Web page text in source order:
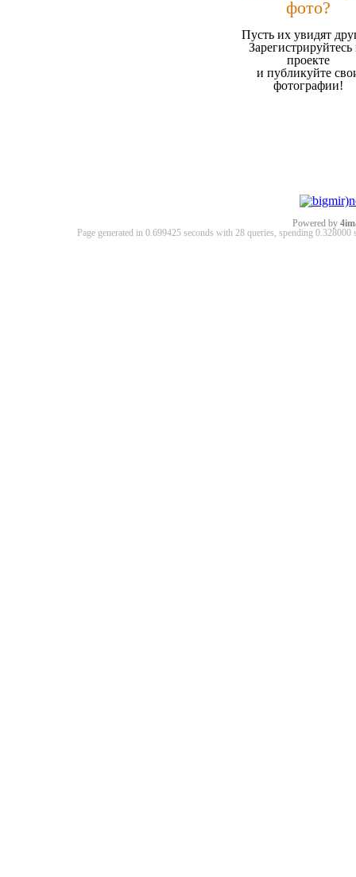
фото?
Пусть их увидят
Зарегистрируйтесь
проекте
и публикуйте
фотографии!
Powered by
Page generated in 0.699425 seconds with 28 queries, spending